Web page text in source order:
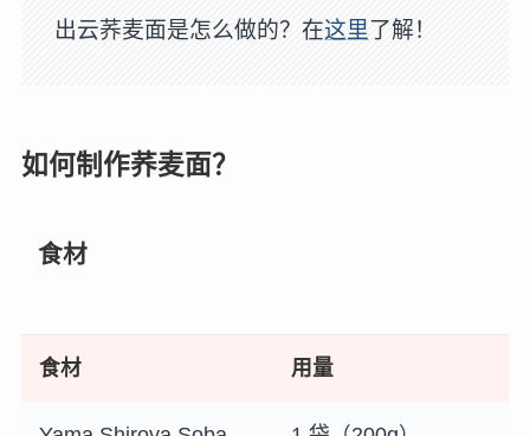
出云荞麦面是怎么做的？在这里了解！
如何制作荞麦面？
食材
食材 用量